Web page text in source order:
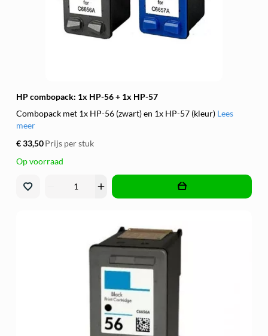
HP combopack: 1x HP-56 + 1x HP-57
Combopack met 1x HP-56 (zwart) en 1x HP-57 (kleur) Lees
meer
€ 33,50Prijs per stuk
Op voorraad
add